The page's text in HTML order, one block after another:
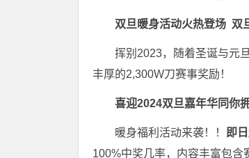
双旦暖身活动火热登场 双
挥别2023，随着圣诞与元
丰厚的2,300W刀赛事奖励！
喜迎2024双旦嘉年华同你
暖身福利活动来袭！！ 即
100%中奖几率，内容丰富包含